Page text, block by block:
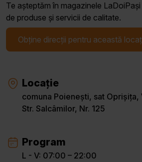
Te așteptăm în magazinele
de produse și servicii de calitate.
Obține direcții pentru această
Locație
comuna Poienești, sat Oprișița,
Str. Salcâmilor, Nr. 125
Program
L - V: 07:00 – 22:00